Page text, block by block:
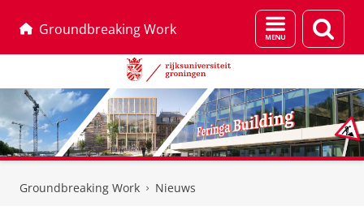
Groundbreaking Work
Menu
en
Groundbreaking Work Nieuws